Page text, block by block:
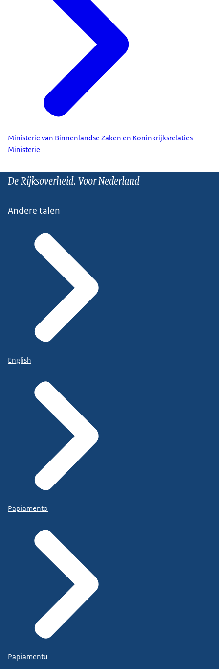
Ministerie van Binnenlandse Zaken en Koninkrijksrelaties
Ministerie
De Rijksoverheid. Voor Nederland
Andere talen
English
Papiamento
Papiamentu